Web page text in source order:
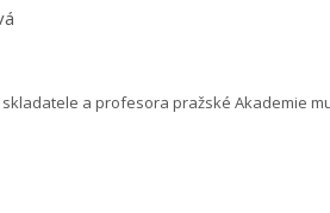
a profesora pražské Akademie